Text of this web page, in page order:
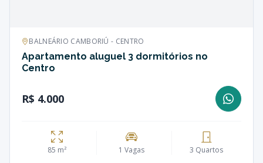
BALNEÁRIO CAMBORIÚ - CENTRO
Apartamento aluguel 3 dormitórios no
Centro
R$ 4.000
85 m² 1 Vagas 3 Quartos